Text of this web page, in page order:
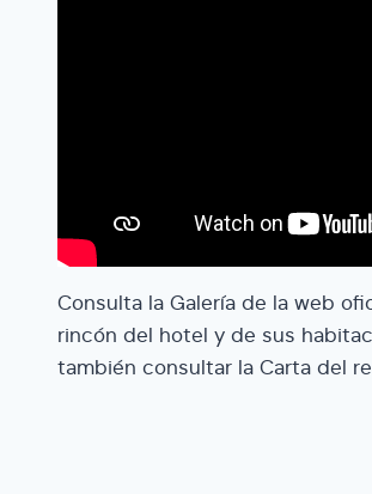
Consulta la Galería de la web
rincón del hotel y de sus
también consultar la Carta del